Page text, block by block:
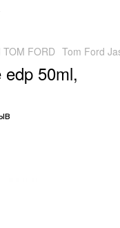
FORD Tom Ford
50ml,